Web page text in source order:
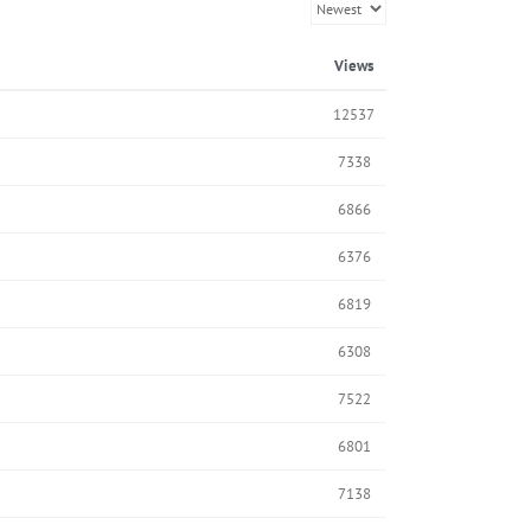
Views
12537
7338
6866
6376
6819
6308
7522
6801
7138